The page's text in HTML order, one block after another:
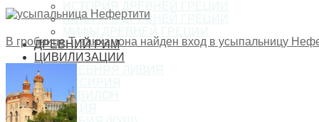
КУЛЬТУРА ДРЕВНЕЙ ГРЕЦИИ
ДРЕВНИЙ РИМ
ЦИВИЛИЗАЦИИ
ВАВИЛОН
МАЙЯ
В гробнице Тутанхамона найден вход в усыпальницу